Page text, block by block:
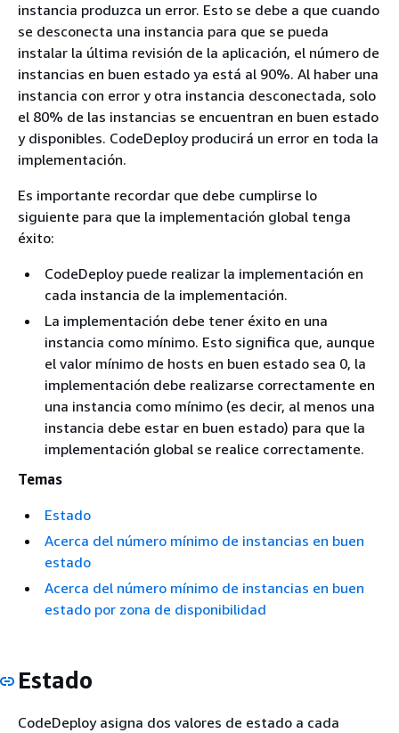
instancia produzca un error. Esto se debe a que cuando
se desconecta una instancia para que se pueda
instalar la última revisión de la aplicación, el número de
instancias en buen estado ya está al 90%. Al haber una
instancia con error y otra instancia desconectada, solo
el 80% de las instancias se encuentran en buen estado
y disponibles. CodeDeploy producirá un error en toda la
implementación.
Es importante recordar que debe cumplirse lo
siguiente para que la implementación global tenga
éxito:
CodeDeploy puede realizar la implementación en
cada instancia de la implementación.
La implementación debe tener éxito en una
instancia como mínimo. Esto significa que, aunque
el valor mínimo de hosts en buen estado sea 0, la
implementación debe realizarse correctamente en
una instancia como mínimo (es decir, al menos una
instancia debe estar en buen estado) para que la
implementación global se realice correctamente.
Temas
Estado
Acerca del número mínimo de instancias en buen
estado
Acerca del número mínimo de instancias en buen
estado por zona de disponibilidad
Estado
CodeDeploy asigna dos valores de estado a cada